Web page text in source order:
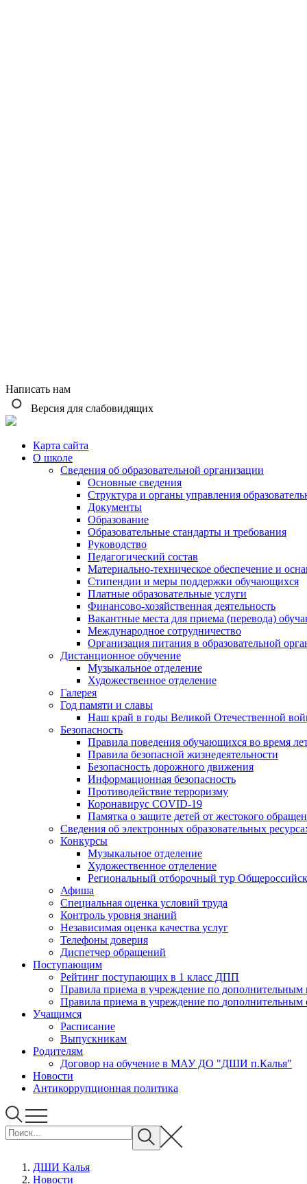
Написать нам
Версия для слабовидящих
Карта сайта
О школе
Сведения об образовательной организации
Основные сведения
Структура и органы управления
Документы
Образование
Образовательные стандарты и требования
Руководство
Педагогический состав
Материально-техническое обеспечение и
Стипендии и меры поддержки обучающихся
Платные образовательные услуги
Финансово-хозяйственная деятельность
Вакантные места для приема (перевода)
Международное сотрудничество
Организация питания в образовательной
Дистанционное обучение
Музыкальное отделение
Художественное отделение
Галерея
Год памяти и славы
Наш край в годы Великой Отечественной
Безопасность
Правила поведения обучающихся во время
Правила безопасной жизнедеятельности
Безопасность дорожного движения
Информационная безопасность
Противодействие терроризму
Коронавирус COVID-19
Памятка о защите детей от жестокого
Сведения об электронных образовательных
Конкурсы
Музыкальное отделение
Художественное отделение
Региональный отборочный тур
Афиша
Специальная оценка условий труда
Контроль уровня знаний
Независимая оценка качества услуг
Телефоны доверия
Диспетчер обращений
Поступающим
Рейтинг поступающих в 1 класс ДПП
Правила приема в учреждение
Правила приема в
Учащимся
Расписание
Выпускникам
Родителям
Договор на обучение в МАУ ДО "ДШИ п.Калья"
Новости
Антикоррупционная политика
ДШИ Калья
Новости